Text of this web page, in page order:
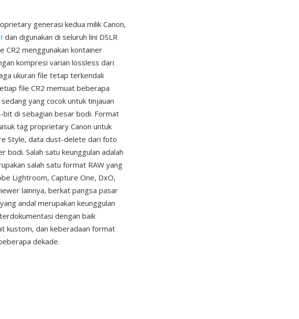
generasi kedua milik Canon,
dan digunakan di seluruh lini DSLR
CR2 menggunakan kontainer
kompresi varian lossless dari
ukuran file tetap terkendali
file CR2 memuat beberapa
yang cocok untuk tinjauan
bit di sebagian besar bodi. Format
tag proprietary Canon untuk
Style, data dust-delete dari foto
Salah satu keunggulan adalah
salah satu format RAW yang
Lightroom, Capture One, DxO,
lainnya, berkat pangsa pasar
andal merupakan keunggulan
dengan baik
kustom, dan keberadaan format
dekade.